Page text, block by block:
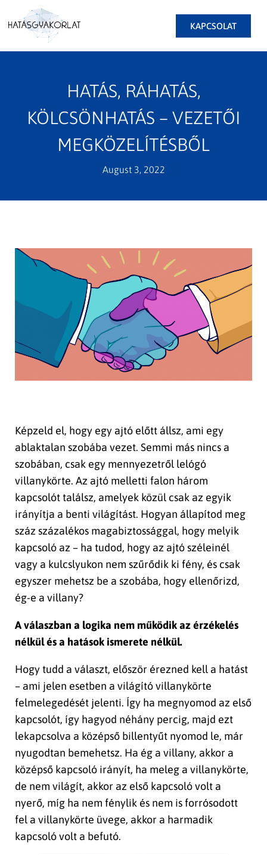
KAPCSOLAT
HATÁS, RÁHATÁS,
KÖLCSÖNHATÁS – VEZETŐI
MEGKÖZELÍTÉSBŐL
August 3, 2022
Képzeld el, hogy egy ajtó előtt állsz, ami egy
ablaktalan szobába vezet. Semmi más nincs a
szobában, csak egy mennyezetről lelógó
villanykörte. Az ajtó melletti falon három
kapcsolót találsz, amelyek közül csak az egyik
irányítja a benti világítást. Hogyan állapítod meg
száz százalékos magabiztossággal, hogy melyik
kapcsoló az – ha tudod, hogy az ajtó széleinél
vagy a kulcslyukon nem szűrődik ki fény, és csak
egyszer mehetsz be a szobába, hogy ellenőrizd,
ég-e a villany?
A válaszban a logika nem működik az érzékelés
nélkül és a hatások ismerete nélkül.
Hogy tudd a választ, először érezned kell a hatást
– ami jelen esetben a világító villanykörte
felmelegedését jelenti. Így ha megnyomod az első
kapcsolót, így hagyod néhány percig, majd ezt
lekapcsolva a középső billentyűt nyomod le, már
nyugodtan bemehetsz. Ha ég a villany, akkor a
középső kapcsoló irányít, ha meleg a villanykörte,
de nem világít, akkor az első kapcsoló volt a
nyerő, míg ha nem fénylik és nem is forrósodott
fel a villanykörte üvege, akkor a harmadik
kapcsoló volt a befutó.